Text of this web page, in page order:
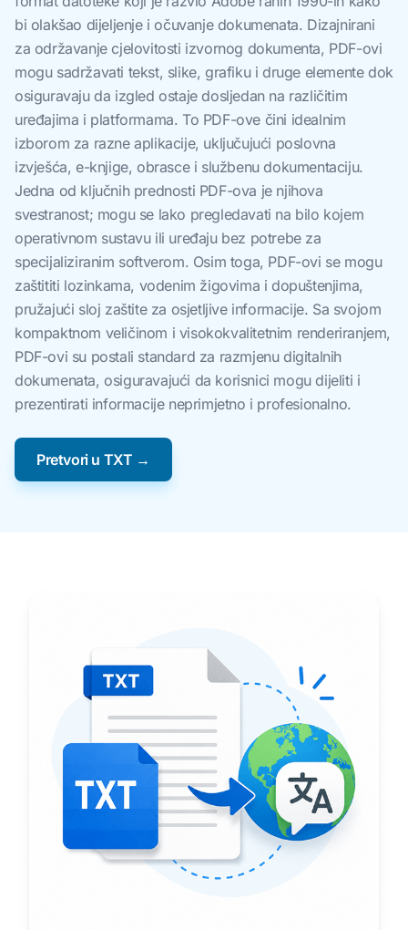
bi olakšao dijeljenje i očuvanje dokumenata. Dizajnirani
za održavanje cjelovitosti izvornog dokumenta, PDF-ovi
mogu sadržavati tekst, slike, grafiku i druge elemente dok
osiguravaju da izgled ostaje dosljedan na različitim
uređajima i platformama. To PDF-ove čini idealnim
izborom za razne aplikacije, uključujući poslovna
izvješća, e-knjige, obrasce i službenu dokumentaciju.
Jedna od ključnih prednosti PDF-ova je njihova
svestranost; mogu se lako pregledavati na bilo kojem
operativnom sustavu ili uređaju bez potrebe za
specijaliziranim softverom. Osim toga, PDF-ovi se mogu
zaštititi lozinkama, vodenim žigovima i dopuštenjima,
pružajući sloj zaštite za osjetljive informacije. Sa svojom
kompaktnom veličinom i visokokvalitetnim renderiranjem,
PDF-ovi su postali standard za razmjenu digitalnih
dokumenata, osiguravajući da korisnici mogu dijeliti i
prezentirati informacije neprimjetno i profesionalno.
Pretvori u TXT →